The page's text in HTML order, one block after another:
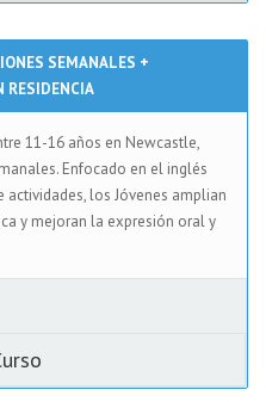
SEMANALES +
RESIDENCIA
11-16 años en Newcastle,
Enfocado en el inglés
actividades, los Jóvenes amplian
y mejoran la expresión oral y